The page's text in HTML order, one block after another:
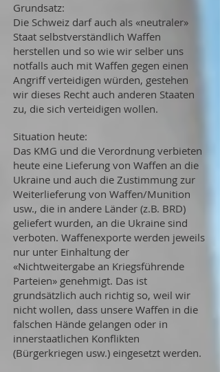
Grundsatz:
Die Schweiz darf auch als «neutraler»
Staat selbstverständlich Waffen
herstellen und so wie wir selber uns
notfalls auch mit Waffen gegen einen
Angriff verteidigen würden, gestehen
wir dieses Recht auch anderen Staaten
zu, die sich verteidigen wollen.
Situation heute:
Das KMG und die Verordnung verbieten
heute eine Lieferung von Waffen an die
Ukraine und auch die Zustimmung zur
Weiterlieferung von Waffen/Munition
usw., die in andere Länder (z.B. BRD)
geliefert wurden, an die Ukraine sind
verboten. Waffenexporte werden jeweils
nur unter Einhaltung der
«Nichtweitergabe an Kriegsführende
Parteien» genehmigt. Das ist
grundsätzlich auch richtig so, weil wir
nicht wollen, dass unsere Waffen in die
falschen Hände gelangen oder in
innerstaatlichen Konflikten
(Bürgerkriegen usw.) eingesetzt werden.